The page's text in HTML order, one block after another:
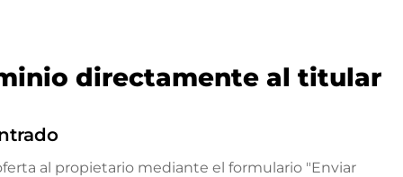
directamente al titular
al propietario mediante el formulario "Enviar